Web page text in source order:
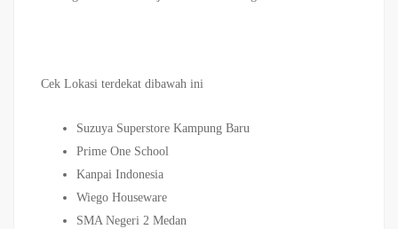
Cek Lokasi terdekat dibawah ini
Suzuya Superstore Kampung Baru
Prime One School
Kanpai Indonesia
Wiego Houseware
SMA Negeri 2 Medan